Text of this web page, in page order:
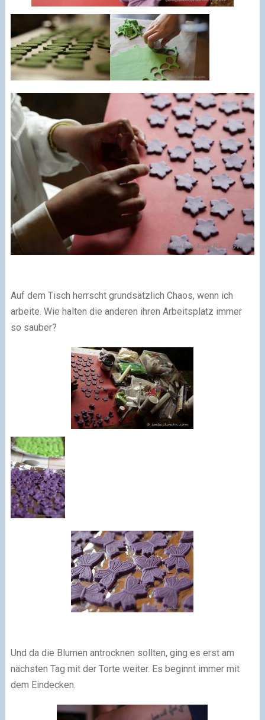
Auf dem Tisch herrscht grundsätzlich Chaos, wenn ich
arbeite. Wie halten die anderen ihren Arbeitsplatz immer
so sauber?
Und da die Blumen antrocknen sollten, ging es erst am
nächsten Tag mit der Torte weiter. Es beginnt immer mit
dem Eindecken.